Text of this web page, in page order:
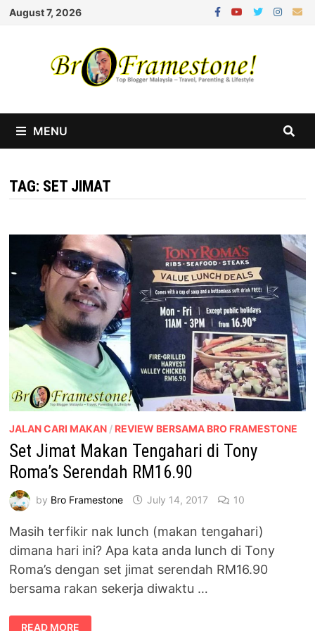
Skip
August 7, 2026
MENU
TAG: SET JIMAT
JALAN CARI MAKAN / REVIEW BERSAMA BRO FRAMESTONE
Set Jimat Makan Tengahari di Tony
Roma’s Serendah RM16.90
by Bro Framestone July 14, 2017 10
Masih terfikir nak lunch (makan tengahari)
dimana hari ini? Apa kata anda lunch di Tony
Roma’s dengan set jimat serendah RM16.90
bersama rakan sekerja diwaktu …
SET
READ MORE